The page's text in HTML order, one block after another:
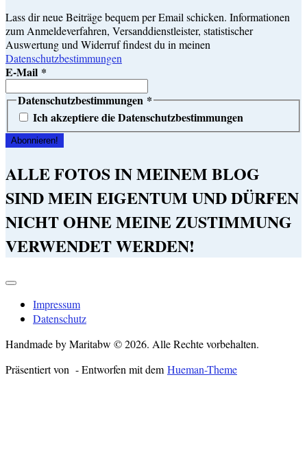
Lass dir neue Beiträge bequem per Email schicken. Informationen
zum Anmeldeverfahren, Versanddienstleister, statistischer
Auswertung und Widerruf findest du in meinen
Datenschutzbestimmungen
E-Mail *
Datenschutzbestimmungen *
Ich akzeptiere die Datenschutzbestimmungen
ALLE FOTOS IN MEINEM BLOG
SIND MEIN EIGENTUM UND DÜRFEN
NICHT OHNE MEINE ZUSTIMMUNG
VERWENDET WERDEN!
Impressum
Datenschutz
Handmade by Maritabw © 2026. Alle Rechte vorbehalten.
Präsentiert von - Entworfen mit dem Hueman-Theme